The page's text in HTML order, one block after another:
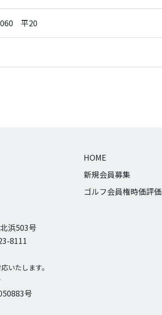
平20
浜503号
8111
いたします。
号
HOME
新規会員募集
ゴルフ会員権時価評価